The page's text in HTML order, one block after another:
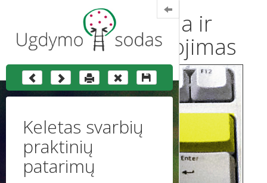
Keletas svarbių
praktinių
patarimų